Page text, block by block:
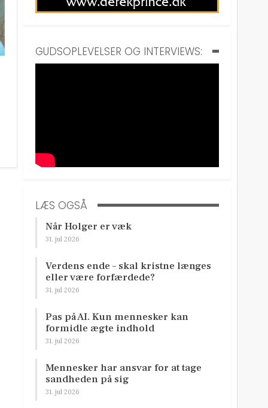
GUDSOPLEVELSER OG INTERVIEWS:
LÆS OGSÅ
Når Holger er væk
31. jul 2026
Verdens ende – skal kristne længes
eller være forfærdede?
31. jul 2026
Pas på AI. Kun mennesker kan
formidle ægte indhold
31. jul 2026
Mennesker har ansvar for at tage
sandheden på sig
31. jul 2026